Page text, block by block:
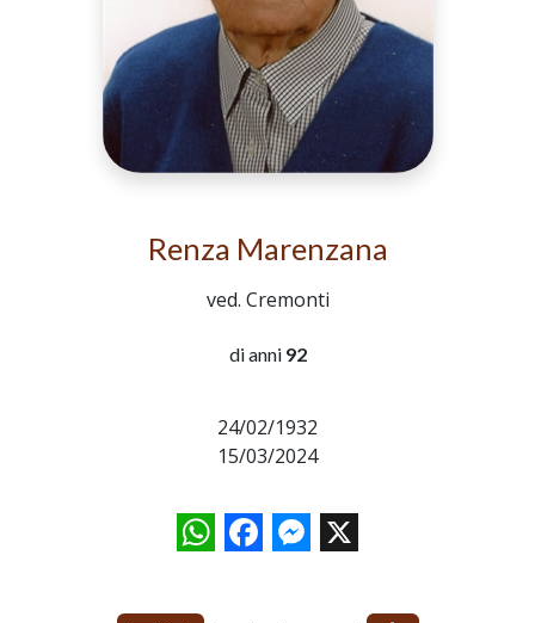
Renza Marenzana
ved. Cremonti
di anni 92
24/02/1932
15/03/2024
WhatsAppFacebookMessenger
X